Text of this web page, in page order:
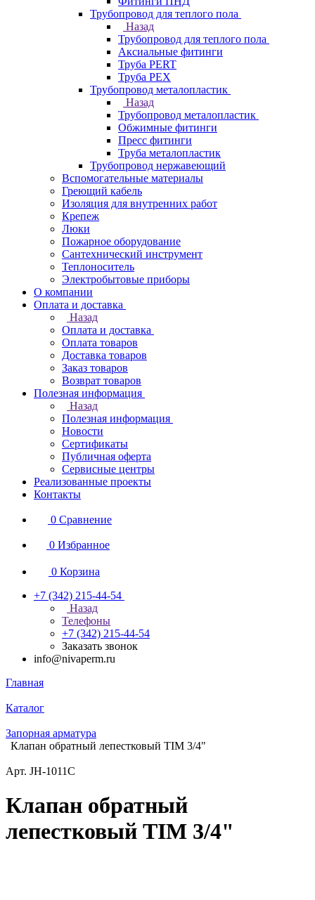
Трубопровод для теплого пола
Назад
Трубопровод для теплого пола
Аксиальные фитинги
Труба PERT
Труба PEX
Трубопровод металопластик
Назад
Трубопровод металопластик
Обжимные фитинги
Пресс фитинги
Труба металопластик
Трубопровод нержавеющий
Вспомогательные материалы
Греющий кабель
Изоляция для внутренних работ
Крепеж
Люки
Пожарное оборудование
Сантехнический инструмент
Теплоноситель
Электробытовые приборы
О компании
Оплата и доставка
Назад
Оплата и доставка
Оплата товаров
Доставка товаров
Заказ товаров
Возврат товаров
Полезная информация
Назад
Полезная информация
Новости
Сертификаты
Публичная оферта
Сервисные центры
Реализованные проекты
Контакты
0 Сравнение
0 Избранное
0 Корзина
+7 (342) 215-44-54
Назад
Телефоны
+7 (342) 215-44-54
Заказать звонок
info@nivaperm.ru
Главная
Каталог
Запорная арматура
Клапан обратный лепестковый TIM 3/4"
Арт. JH-1011C
Клапан обратный
лепестковый TIM 3/4"